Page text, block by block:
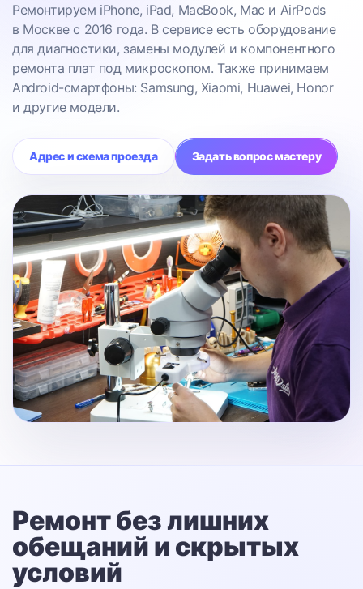
Ремонтируем iPhone, iPad, MacBook, Mac и AirPods
в Москве с 2016 года. В сервисе есть оборудование
для диагностики, замены модулей и компонентного
ремонта плат под микроскопом. Также принимаем
Android-смартфоны: Samsung, Xiaomi, Huawei, Honor
и другие модели.
Адрес и схема проезда Задать вопрос мастеру
Ремонт без лишних
обещаний и скрытых
условий